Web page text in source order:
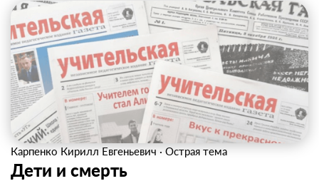
Карпенко Кирилл Евгеньевич · Острая тема
Дети и смерть